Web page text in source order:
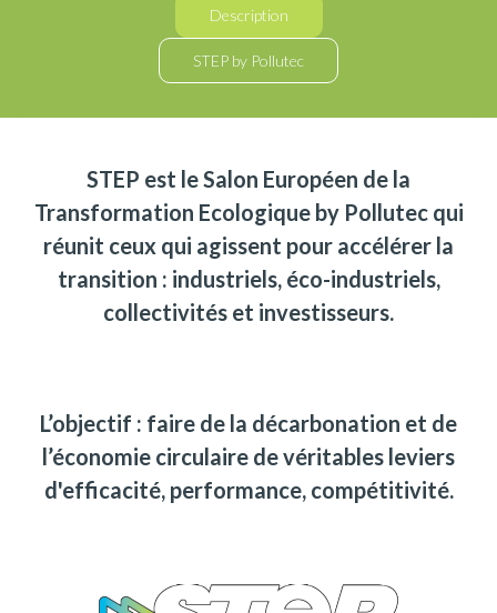
Description
STEP by Pollutec
STEP est le Salon Européen de la
Transformation Ecologique by Pollutec qui
réunit ceux qui agissent pour accélérer la
transition : industriels, éco-industriels,
collectivités et investisseurs.
L’objectif : faire de la décarbonation et de
l’économie circulaire de véritables leviers
d'efficacité, performance, compétitivité.